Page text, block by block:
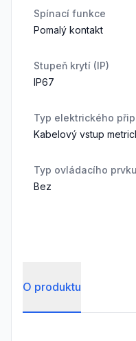
Spínací funkce
Pomalý kontakt
Stupeň krytí (IP)
IP67
Typ elektrického
Kabelový vstup
Typ ovládacího prvku
Bez
O produktu